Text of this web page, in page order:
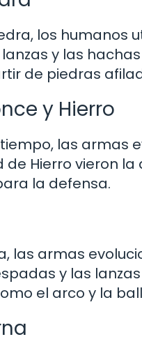
los
y las
de piedras
y Hierro
las armas
de Hierro vieron
la defensa.
las armas
y las
el arco y la